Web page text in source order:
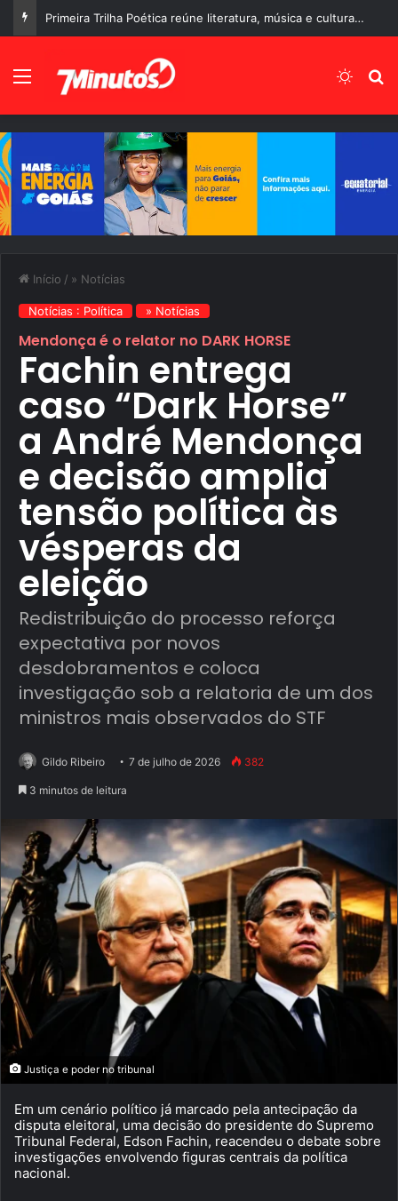
Primeira Trilha Poética reúne literatura, música e cultura no Centro Histórico de Corumbá de Goiás
Menu
Início / » Notícias
Notícias : Política » Notícias
Mendonça é o relator no DARK HORSE
Fachin entrega
caso “Dark Horse”
a André Mendonça
e decisão amplia
tensão política às
vésperas da
eleição
Redistribuição do processo reforça
expectativa por novos
desdobramentos e coloca
investigação sob a relatoria de um dos
ministros mais observados do STF
Gildo Ribeiro 7 de julho de 2026 382
3 minutos de leitura
Justiça e poder no tribunal
Em um cenário político já marcado pela antecipação da
disputa eleitoral, uma decisão do presidente do Supremo
Tribunal Federal, Edson Fachin, reacendeu o debate sobre
investigações envolvendo figuras centrais da política
nacional.